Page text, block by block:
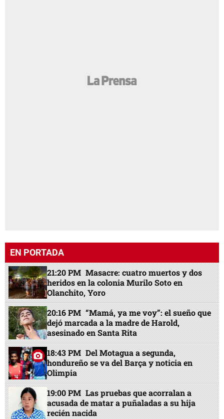
EN PORTADA
21:20 PM Masacre: cuatro muertos y dos
heridos en la colonia Murilo Soto en
Olanchito, Yoro
20:16 PM “Mamá, ya me voy”: el sueño que
dejó marcada a la madre de Harold,
asesinado en Santa Rita
18:43 PM Del Motagua a segunda,
hondureño se va del Barça y noticia en
Olimpia
19:00 PM Las pruebas que acorralan a
acusada de matar a puñaladas a su hija
recién nacida